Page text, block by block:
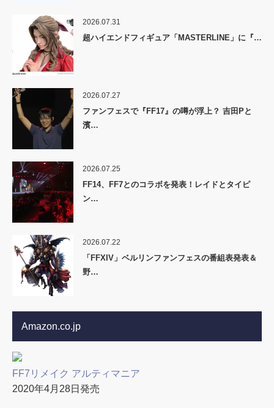
2026.07.31
超ハイエンドフィギュア「MASTERLINE」に『…
2026.07.27
ファンフェスで『FF17』の噂が浮上？ 吉田Pと
濱…
2026.07.25
FF14、FF7とのコラボを発表！レイドとタイピ
ン…
2026.07.22
「FFXIV」ベルリンファンフェスの番組表発表＆
野…
Amazon.co.jp
FF7リメイク アルティマニア
2020年4月28日発売